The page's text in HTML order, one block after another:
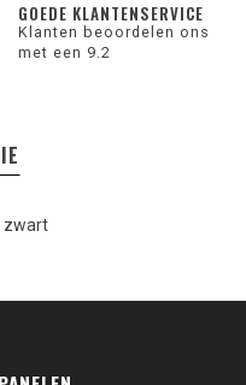
GOEDE KLANTENSERVICE
Klanten beoordelen ons
met een 9.2
zwart